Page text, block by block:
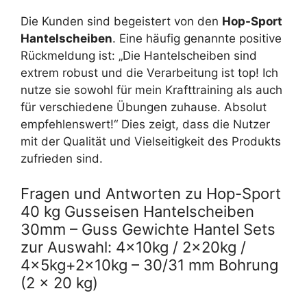
Die Kunden sind begeistert von den Hop-Sport
Hantelscheiben. Eine häufig genannte positive
Rückmeldung ist: „Die Hantelscheiben sind
extrem robust und die Verarbeitung ist top! Ich
nutze sie sowohl für mein Krafttraining als auch
für verschiedene Übungen zuhause. Absolut
empfehlenswert!“ Dies zeigt, dass die Nutzer
mit der Qualität und Vielseitigkeit des Produkts
zufrieden sind.
Fragen und Antworten zu Hop-Sport
40 kg Gusseisen Hantelscheiben
30mm – Guss Gewichte Hantel Sets
zur Auswahl: 4x10kg / 2x20kg /
4x5kg+2x10kg – 30/31 mm Bohrung
(2 x 20 kg)